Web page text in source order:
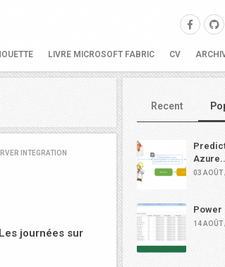
LIVRE MICROSOFT FABRIC CV
INTEGRATION
journées sur
Recent
03 AOÛT
Power
14 AOÛT